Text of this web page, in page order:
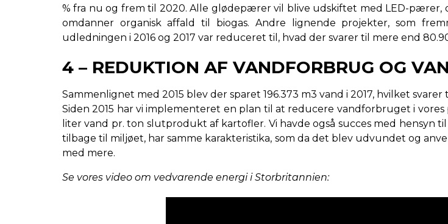
% fra nu og frem til 2020. Alle glødepærer vil blive udskiftet med LED-pærer,
omdanner organisk affald til biogas. Andre lignende projekter, som
udledningen i 2016 og 2017 var reduceret til, hvad der svarer til mere end
4 – REDUKTION AF VANDFORBRUG OG
Sammenlignet med 2015 blev der sparet 196.373 m3 vand i 2017, hvilket
Siden 2015 har vi implementeret en plan til at reducere vandforbruget i
liter vand pr. ton slutprodukt af kartofler. Vi havde også succes med hensyn
tilbage til miljøet, har samme karakteristika, som da det blev udvundet og
med mere.
Se vores video om vedvarende energi i Storbritannien: